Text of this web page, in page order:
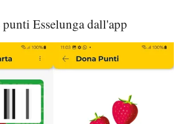
Esselunga dall'app